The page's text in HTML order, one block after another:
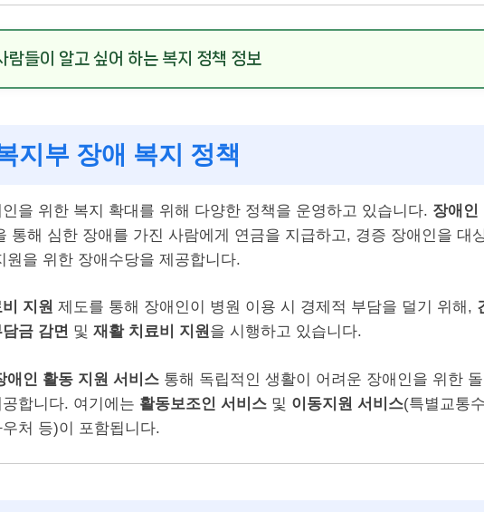
람들이 알고 싶어 하는 복지 정책 정보
지부 장애 복지 정책
을 위한 복지 확대를 위해 다양한 정책을 운영하고 있습니다. 장애인
통해 심한 장애를 가진 사람에게 연금을 지급하고, 경증 장애인을 대
원을 위한 장애수당을 제공합니다.
지원 제도를 통해 장애인이 병원 이용 시 경제적 부담을 덜기 위해,
금 감면 및 재활 치료비 지원을 시행하고 있습니다.
애인 활동 지원 서비스 통해 독립적인 생활이 어려운 장애인을 위한
합니다. 여기에는 활동보조인 서비스 및 이동지원 서비스(특별교통
처 등)이 포함됩니다.